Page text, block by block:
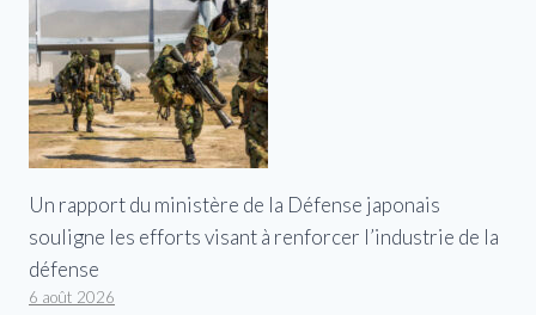
Un rapport du ministère de la Défense japonais
souligne les efforts visant à renforcer l’industrie de la
défense
6 août 2026